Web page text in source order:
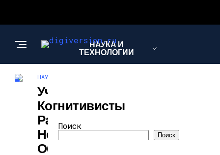
НАУКА И
ТЕХНОЛОГИИ
НАУКА И ТЕХНОЛОГИИ
Ученые-
Когнитивисты
Разрабатывают
Новую Модель,
Объясняющую
Поиск
Поиск